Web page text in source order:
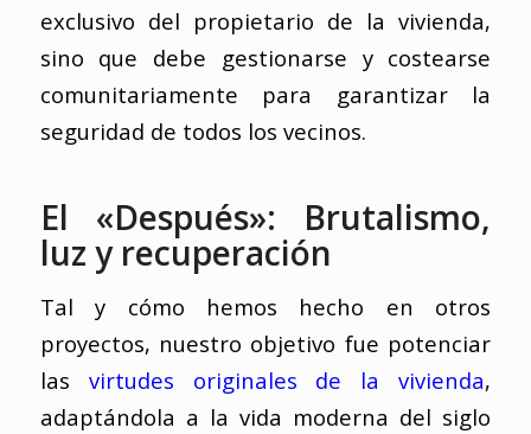
exclusivo del propietario de la vivienda,
sino que debe gestionarse y costearse
comunitariamente para garantizar la
seguridad de todos los vecinos.
El «Después»: Brutalismo,
luz y recuperación
Tal y cómo hemos hecho en otros
proyectos, nuestro objetivo fue potenciar
las virtudes originales de la vivienda,
adaptándola a la vida moderna del siglo